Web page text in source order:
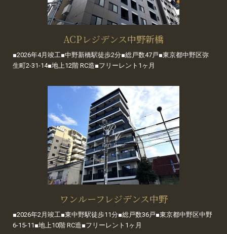
ACPレジデンス中野新橋
■2026年4月竣工■中野新橋駅徒歩2分■総戸数47戸■東京都中野区弥
生町2-31-14■地上12階 RC造■フリーレント1ヶ月
ワンルーフレジデンス中野
■2026年2月竣工■東中野駅徒歩11分■総戸数36戸■東京都中野区中野
6-15-11■地上10階 RC造■フリーレント1ヶ月